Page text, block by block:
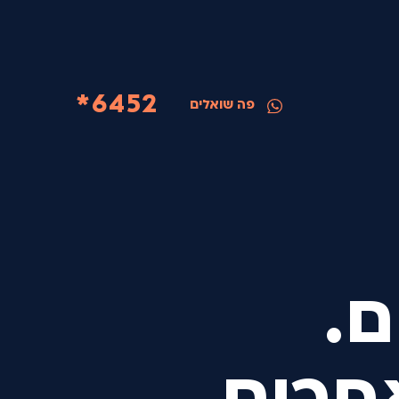
6452* פה שואלים